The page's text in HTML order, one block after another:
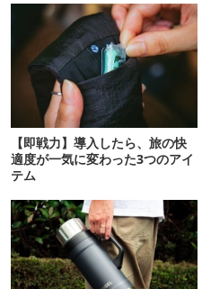
【即戦力】導入したら、旅の快
適度が一気に変わった3つのアイ
テム